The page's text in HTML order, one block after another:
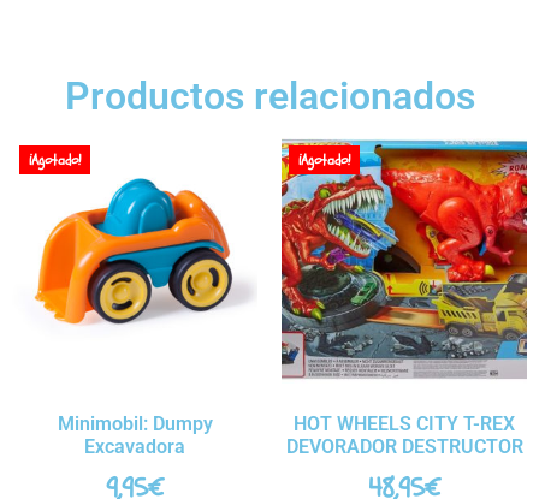
Productos relacionados
¡Agotado!
Minimobil: Dumpy
Excavadora
9,95€
¡Agotado!
HOT WHEELS CITY T-REX
DEVORADOR DESTRUCTOR
48,95€